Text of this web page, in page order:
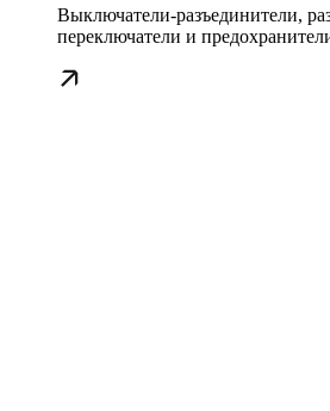
Выключатели-разъединители,
переключатели и